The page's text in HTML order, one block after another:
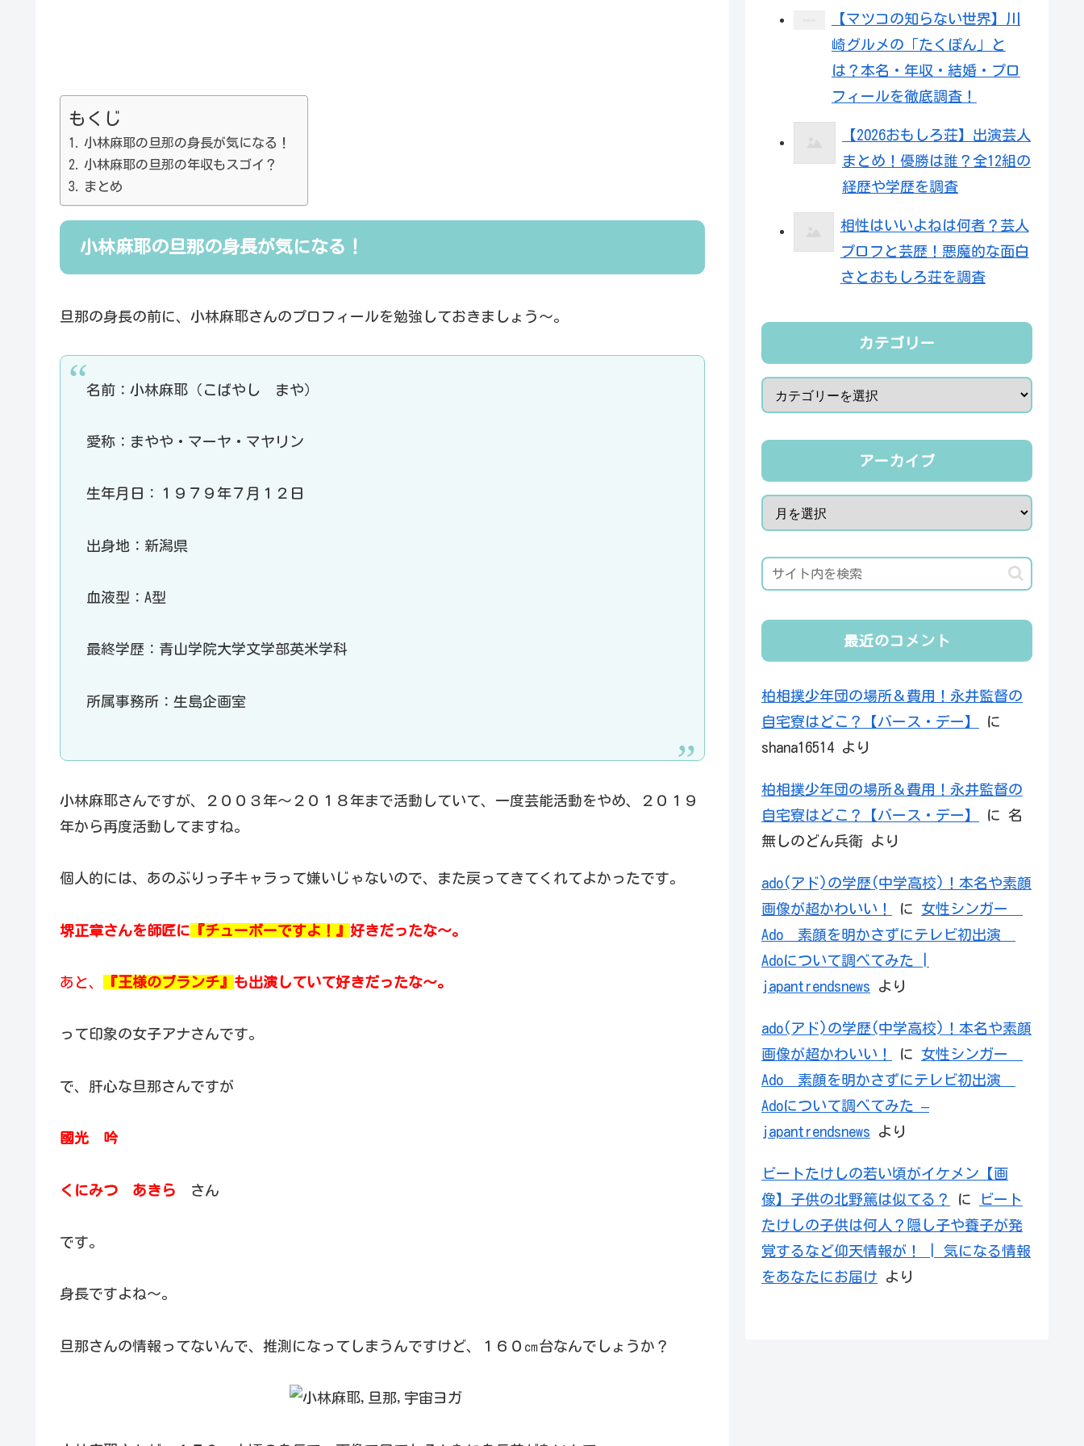
もくじ
小林麻耶の旦那の身長が気になる！
小林麻耶の旦那の年収もスゴイ？
まとめ
小林麻耶の旦那の身長が気になる！
旦那の身長の前に、小林麻耶さんのプロフィールを勉強しておきましょう～。
名前：小林麻耶（こばやし まや）
愛称：まやや・マーヤ・マヤリン
生年月日：１９７９年７月１２日
出身地：新潟県
血液型：A型
最終学歴：青山学院大学文学部英米学科
所属事務所：生島企画室
小林麻耶さんですが、２００３年～２０１８年まで活動していて、一度芸能活動をやめ、２０１９
年から再度活動してますね。
個人的には、あのぶりっ子キャラって嫌いじゃないので、また戻ってきてくれてよかったです。
堺正章さんを師匠に 『チューボーですよ！』 好きだったな～。
あと、 『王様のブランチ』 も出演していて好きだったな～。
って印象の女子アナさんです。
で、肝心な旦那さんですが
國光 吟
くにみつ あきら さん
です。
身長ですよね～。
旦那さんの情報ってないんで、推測になってしまうんですけど、１６０㎝台なんでしょうか？
【マツコの知らない世界】川
崎グルメの「たくぽん」と
は？本名・年収・結婚・プロ
フィールを徹底調査！
【2026おもしろ荘】出演芸人
まとめ！優勝は誰？全12組の
経歴や学歴を調査
相性はいいよねは何者？芸人
プロフと芸歴！悪魔的な面白
さとおもしろ荘を調査
カテゴリー
アーカイブ
最近のコメント
柏相撲少年団の場所＆費用！永井監督の
自宅寮はどこ？【バース・デー】
に
shana16514 より
柏相撲少年団の場所＆費用！永井監督の
自宅寮はどこ？【バース・デー】
に 名
無しのどん兵衛 より
ado(アド)の学歴(中学高校)！本名や素顔
画像が超かわいい！
に 女性シンガー
Ado 素顔を明かさずにテレビ初出演
Adoについて調べてみた |
japantrendsnews より
ado(アド)の学歴(中学高校)！本名や素顔
画像が超かわいい！
に 女性シンガー
Ado 素顔を明かさずにテレビ初出演
Adoについて調べてみた –
japantrendsnews より
ビートたけしの若い頃がイケメン【画
像】子供の北野篤は似てる？
に
ビート
たけしの子供は何人？隠し子や養子が発
覚するなど仰天情報が！ | 気になる情報
をあなたにお届け より